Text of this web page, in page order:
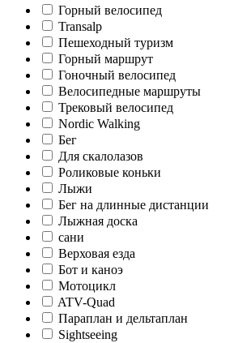
Горный велосипед
Transalp
Пешеходный туризм
Горный маршрут
Гоночный велосипед
Велосипедные маршруты
Трековый велосипед
Nordic Walking
Бег
Для скалолазов
Роликовые коньки
Лыжи
Бег на длинные дистанции
Лыжная доска
сани
Верховая езда
Бот и каноэ
Мотоцикл
ATV-Quad
Параплан и дельтаплан
Sightseeing